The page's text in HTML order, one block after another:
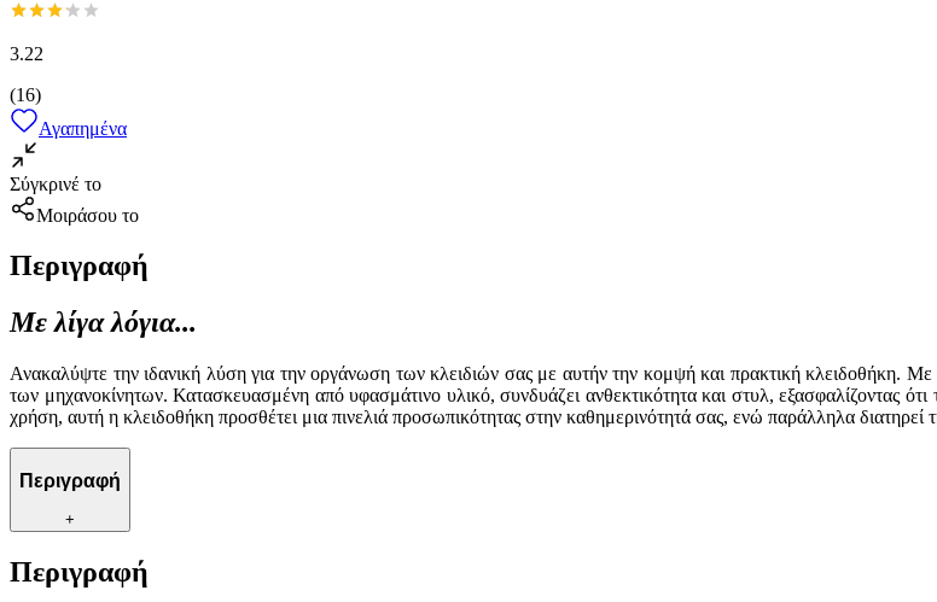
3.22
(16)
Αγαπημένα
Σύγκρινέ το
Μοιράσου το
Περιγραφή
Με λίγα λόγια...
Ανακαλύψτε την ιδανική λύση για την οργάνωση των κλειδιών σας με αυτήν την κομψή και πρακτική κλειδοθήκη. Με
των μηχανοκίνητων. Κατασκευασμένη από υφασμάτινο υλικό, συνδυάζει ανθεκτικότητα και στυλ, εξασφαλίζοντας
χρήση, αυτή η κλειδοθήκη προσθέτει μια πινελιά προσωπικότητας στην καθημερινότητά σας, ενώ παράλληλα διατηρεί
Περιγραφή
+
Περιγραφή